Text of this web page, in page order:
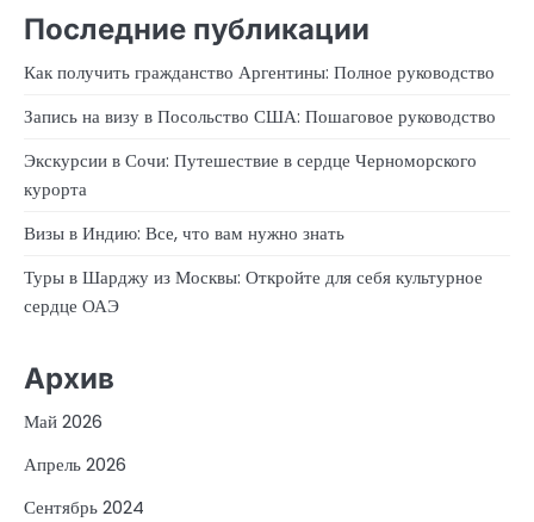
Последние публикации
Как получить гражданство Аргентины: Полное руководство
Запись на визу в Посольство США: Пошаговое руководство
Экскурсии в Сочи: Путешествие в сердце Черноморского
курорта
Визы в Индию: Все, что вам нужно знать
Туры в Шарджу из Москвы: Откройте для себя культурное
сердце ОАЭ
Архив
Май 2026
Апрель 2026
Сентябрь 2024